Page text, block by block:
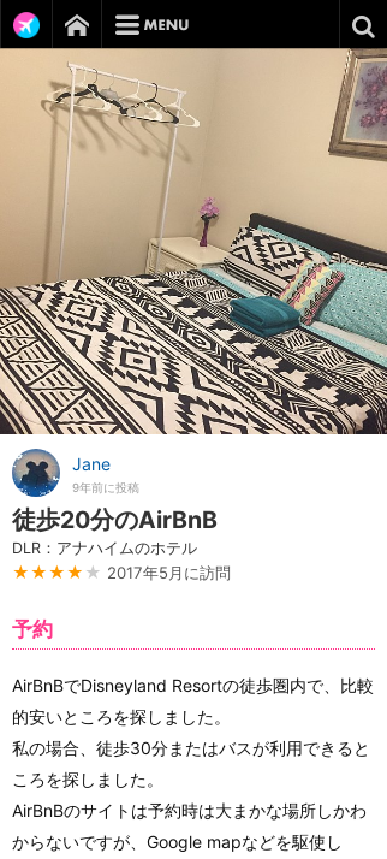
Jane
9年前に投稿
徒歩20分のAirBnB
DLR：アナハイムのホテル
★★★★ ★ 2017年5月に訪問
予約
AirBnBでDisneyland Resortの徒歩圏内で、比較
的安いところを探しました。
私の場合、徒歩30分またはバスが利用できると
ころを探しました。
AirBnBのサイトは予約時は大まかな場所しかわ
からないですが、Google mapなどを駆使し